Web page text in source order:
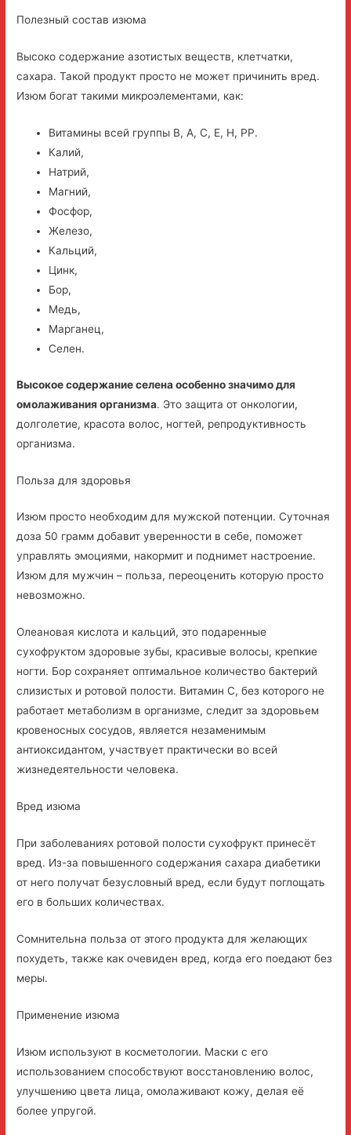
Полезный состав изюма
Высоко содержание азотистых веществ, клетчатки,
сахара. Такой продукт просто не может причинить вред.
Изюм богат такими микроэлементами, как:
Витамины всей группы В, А, С, Е, Н, РР.
Калий,
Натрий,
Магний,
Фосфор,
Железо,
Кальций,
Цинк,
Бор,
Медь,
Марганец,
Селен.
Высокое содержание селена особенно значимо для
омолаживания организма. Это защита от онкологии,
долголетие, красота волос, ногтей, репродуктивность
организма.
Польза для здоровья
Изюм просто необходим для мужской потенции. Суточная
доза 50 грамм добавит уверенности в себе, поможет
управлять эмоциями, накормит и поднимет настроение.
Изюм для мужчин – польза, переоценить которую просто
невозможно.
Олеановая кислота и кальций, это подаренные
сухофруктом здоровые зубы, красивые волосы, крепкие
ногти. Бор сохраняет оптимальное количество бактерий
слизистых и ротовой полости. Витамин С, без которого не
работает метаболизм в организме, следит за здоровьем
кровеносных сосудов, является незаменимым
антиоксидантом, участвует практически во всей
жизнедеятельности человека.
Вред изюма
При заболеваниях ротовой полости сухофрукт принесёт
вред. Из-за повышенного содержания сахара диабетики
от него получат безусловный вред, если будут поглощать
его в больших количествах.
Сомнительна польза от этого продукта для желающих
похудеть, также как очевиден вред, когда его поедают без
меры.
Применение изюма
Изюм используют в косметологии. Маски с его
использованием способствуют восстановлению волос,
улучшению цвета лица, омолаживают кожу, делая её
более упругой.